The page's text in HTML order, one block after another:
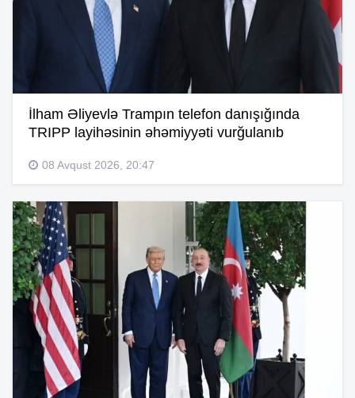
İlham Əliyevlə Trampın telefon danışığında
TRIPP layihəsinin əhəmiyyəti vurğulanıb
08 Avqust 2026, 20:47